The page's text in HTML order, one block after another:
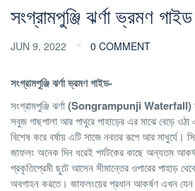
সংগ্রামপুঞ্জি ঝর্ণা ভ্রমণ গাইড
JUN 9, 2022 0 COMMENT
সংগ্রামপুঞ্জি ঝর্ণা ভ্রমণ গাইড-
সংগ্রামপুঞ্জি ঝর্ণা(Songrampunji Waterfall)
সবুজ গাছপালা আর পাথুরে পাহাড়ের এর মাঝে বেড়ে ওঠা
বিশেষ করে বর্ষায় এটি সাজে নবতর রূপে আর মাধুর্যে।
জাফলং অনেক দিন ধরেই পর্যটকের কাছে অন্যতম
প্রকৃতিপ্রেমী ছুটে আসেন সীমান্তের ওপারের পাহাড়
অবগাহন করতে। জাফলংয়ের প্রধান আকর্ষণ এখন যেন